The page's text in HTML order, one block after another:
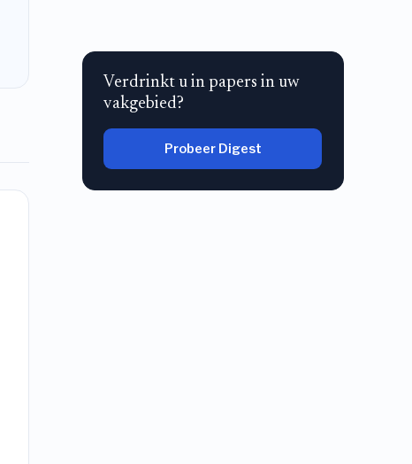
Verdrinkt u in papers in uw
vakgebied?
Probeer Digest